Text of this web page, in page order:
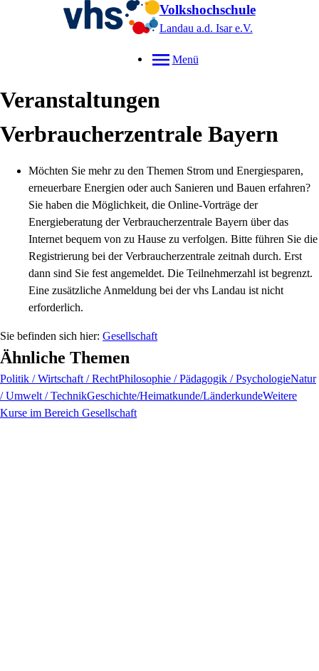
Volkshochschule
Landau a.d. Isare.V.
Menü
Veranstaltungen
Verbraucherzentrale Bayern
Möchten Sie mehr zu den Themen Strom und Energiesparen,
erneuerbare Energien oder auch Sanieren und Bauen erfahren?
Sie haben die Möglichkeit, die Online-Vorträge der
Energieberatung der Verbraucherzentrale Bayern über das
Internet bequem von zu Hause zu verfolgen. Bitte führen Sie die
Registrierung bei der Verbraucherzentrale zeitnah durch. Erst
dann sind Sie fest angemeldet. Die Teilnehmerzahl ist begrenzt.
Eine zusätzliche Anmeldung bei der vhs Landau ist nicht
erforderlich.
Gesellschaft
Ähnliche Themen
Politik / Wirtschaft / RechtPhilosophie / Pädagogik / PsychologieNatur
/ Umwelt / TechnikGeschichte/Heimatkunde/LänderkundeWeitere
Kurse im Bereich Gesellschaft